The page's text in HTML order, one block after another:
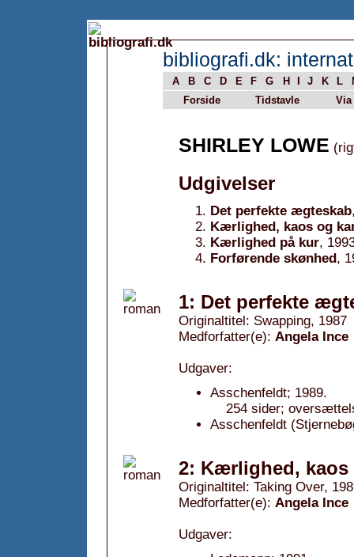
bibliografi.dk:
A B C D E F G H J K L
Forside
Tidstavle Via
SHIRLEY LOWE
Udgivelser
Det perfekte ægteskab
Kærlighed, kaos og
Kærlighed på kur,
Forførende skønhed,
1: Det perfekte
Originaltitel: Swapping, 1987
Medforfatter(e): Angela Ince
Udgaver:
Asschenfeldt; 1989.
254 sider;
Asschenfeldt
2: Kærlighed, kaos
Originaltitel: Taking Over,
Medforfatter(e): Angela Ince
Udgaver: